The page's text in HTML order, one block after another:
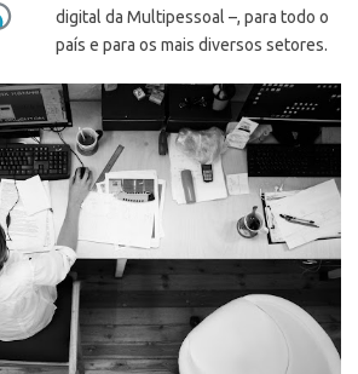
digital da Multipessoal –, para todo o
país e para os mais diversos setores.